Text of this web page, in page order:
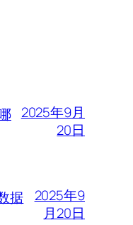
2025年9月
20日
据
2025年9
月20日